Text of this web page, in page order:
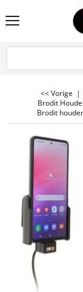
<< Vorige |
Brodit
Brodit